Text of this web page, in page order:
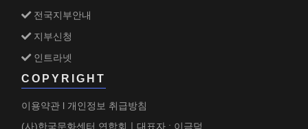
전국지부안내
지부신청
인트라넷
COPYRIGHT
이용약관 개인정보 취급방침
(사)한국문화센터 연합회ㅣ대표자 : 이금덕